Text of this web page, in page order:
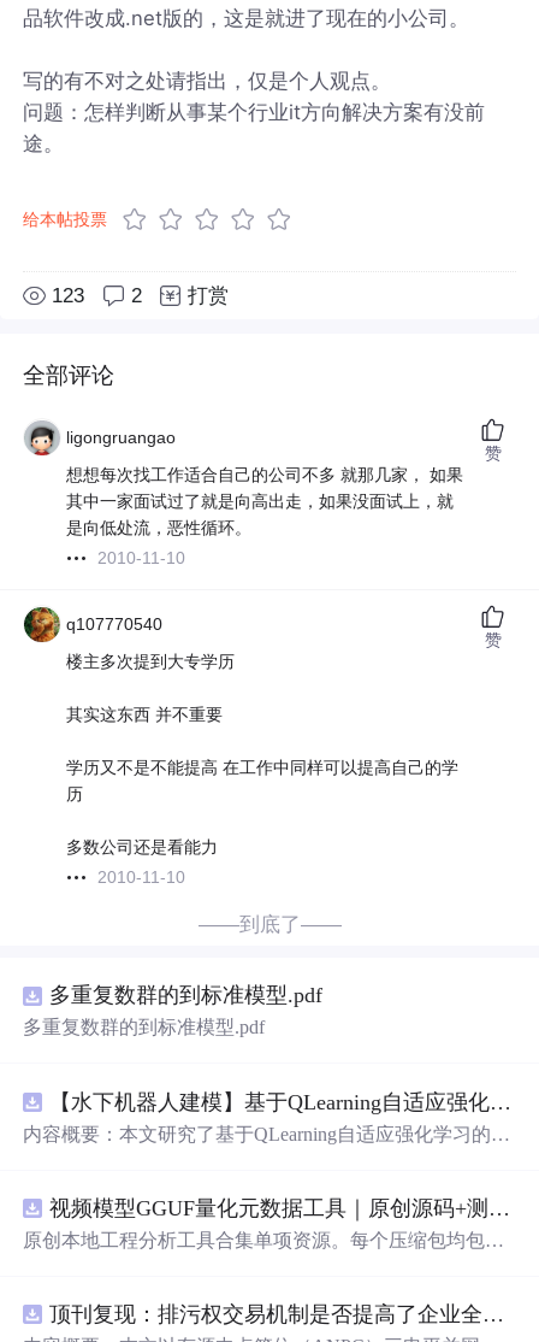
品软件改成.net版的，这是就进了现在的小公司。
写的有不对之处请指出，仅是个人观点。
问题：怎样判断从事某个行业it方向解决方案有没前
途。
给本帖投票
123 2 打赏
全部评论
ligongruangao
想想每次找工作适合自己的公司不多 就那几家， 如果
其中一家面试过了就是向高出走，如果没面试上，就
是向低处流，恶性循环。
2010-11-10
赞
q107770540
楼主多次提到大专学历
其实这东西 并不重要
学历又不是不能提高 在工作中同样可以提高自己的学
历
多数公司还是看能力
2010-11-10
赞
——到底了——
多重复数群的到标准模型.pdf
多重复数群的到标准模型.pdf
【水下机器人建模】基于QLearning自适应强化学习PID控制器在AUV中的应用研究（Matlab代码实现）
内容概要：本文研究了基于QLearning自适应强化学习的PI
探讨了将强化学习算法QLearning与传统PID控制相结合的
方法，以提升AUV在复杂、时变及非线性水下环境中的自
arning算法在线动态优化PID控制器的比例、积分和微分参
数，从而实现对系统误差、响应速度、超调量等性能指标
视频模型GGUF量化元数据工具｜原创源码+测试+离线报告
原创本地工程分析工具合集单项资源。每个压缩包均包含
行效果图、README、运行说明、功能清单、MIT License
顶刊复现：排污权交易机制是否提高了企业全要素生产率 -来自中国上市公司的证据（论文+数据）